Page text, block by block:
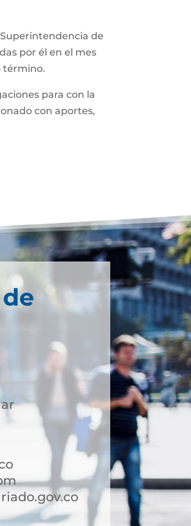
de
por él en el mes
término.
para con la
con aportes,